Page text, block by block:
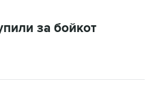
за бойкот